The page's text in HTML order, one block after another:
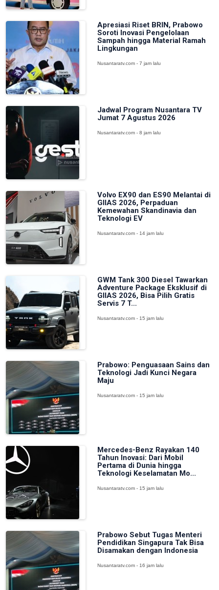
Apresiasi Riset BRIN, Prabowo
Soroti Inovasi Pengelolaan
Sampah hingga Material Ramah
Lingkungan
Nusantaratv.com - 7 jam lalu
Jadwal Program Nusantara TV
Jumat 7 Agustus 2026
Nusantaratv.com - 8 jam lalu
Volvo EX90 dan ES90 Melantai di
GIIAS 2026, Perpaduan
Kemewahan Skandinavia dan
Teknologi EV
Nusantaratv.com - 14 jam lalu
GWM Tank 300 Diesel Tawarkan
Adventure Package Eksklusif di
GIIAS 2026, Bisa Pilih Gratis
Servis 7 T...
Nusantaratv.com - 15 jam lalu
Prabowo: Penguasaan Sains dan
Teknologi Jadi Kunci Negara
Maju
Nusantaratv.com - 15 jam lalu
Mercedes-Benz Rayakan 140
Tahun Inovasi: Dari Mobil
Pertama di Dunia hingga
Teknologi Keselamatan Mo...
Nusantaratv.com - 15 jam lalu
Prabowo Sebut Tugas Menteri
Pendidikan Singapura Tak Bisa
Disamakan dengan Indonesia
Nusantaratv.com - 16 jam lalu